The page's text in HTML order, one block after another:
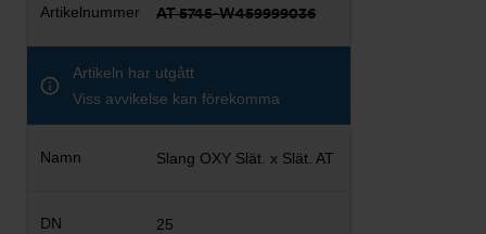
AT 5745-W459999036
Artikeln har utgått
Viss avvikelse kan förekomma
Slang OXY Slät. x Slät. AT
25